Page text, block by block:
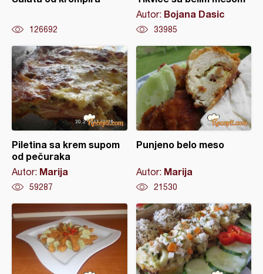
126692
Autor: Bojana Dasic
33985
Piletina sa krem supom
od pečuraka
Autor: Marija
59287
Punjeno belo meso
Autor: Marija
21530